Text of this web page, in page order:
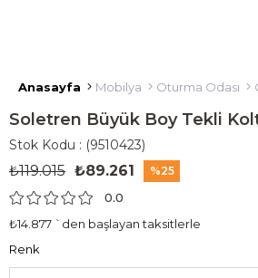
Anasayfa Mobilya Oturma Odası
Soletren Büyük Boy Tekli
Stok Kodu (9510423)
₺119.015 ₺89.261 25
0.0
₺14.877 `den başlayan taksitlerle
Renk